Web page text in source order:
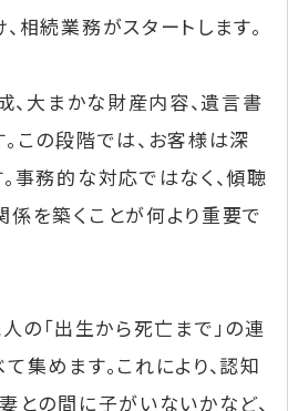
相続業務がスタートします。
、大まかな財産内容、遺言書
この段階では、お客様は深
事務的な対応ではなく、傾聴
を築くことが何より重要で
の「出生から死亡まで」の連
集めます。これにより、認知
との間に子がいないかなど、